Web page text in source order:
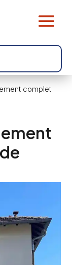
complet